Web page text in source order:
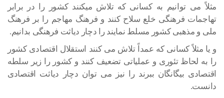
مثلاً می توانیم به کسانی که تلاش میکنند کشور را در برابر
تهاجمات فرهنگی خلع سلاح کنند و فرهنگ مهاجم را بر فرهنگ
ملی و مذهبی کشور مسلط نمایند را دچار دیاثت فرهنگی بدانیم.
و یا مثلاً کسانی که عمداً تلاش می کنند استقلال اقتصادی کشور
را به لحاظ تئوری و عملیاتی تضعیف کنند و کشور را زیر سلطه
اقتصادی بیگانگان ببرند را نیز می توان دچار دیاثت اقتصادی
دانست.